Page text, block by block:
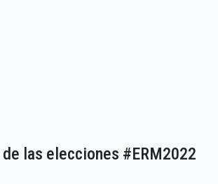
las elecciones #ERM2022